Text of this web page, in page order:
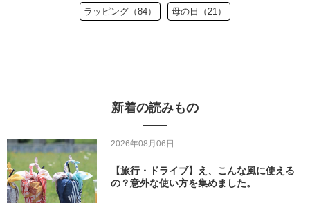
ラッピング（84） 母の日（21）
新着の読みもの
2026年08月06日
【旅行・ドライブ】え、こんな風に使える
の？意外な使い方を集めました。